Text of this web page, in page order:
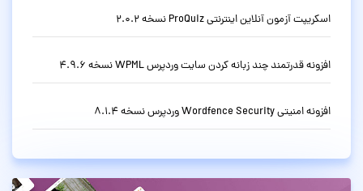
اسکریپت آزمون آنلاین اینترنتی ProQuiz نسخه 2.0.2
افزونه قدرتمند چند زبانه کردن سایت وردپرس WPML نسخه 4.9.6
افزونه امنیتی Wordfence Security وردپرس نسخه 8.1.4